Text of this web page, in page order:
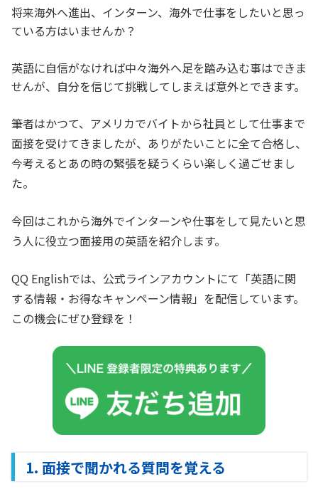
将来海外へ進出、インターン、海外で仕事をしたいと思っ
ている方はいませんか？
英語に自信がなければ中々海外へ足を踏み込む事はできま
せんが、自分を信じて挑戦してしまえば意外とできます。
筆者はかつて、アメリカでバイトから社員として仕事まで
面接を受けてきましたが、ありがたいことに全て合格し、
今考えるとあの時の緊張を疑うくらい楽しく過ごせまし
た。
今回はこれから海外でインターンや仕事をして見たいと思
う人に役立つ面接用の英語を紹介します。
QQ Englishでは、公式ラインアカウントにて「英語に関
する情報・お得なキャンペーン情報」を配信しています。
この機会にぜひ登録を！
1. 面接で聞かれる質問を覚える